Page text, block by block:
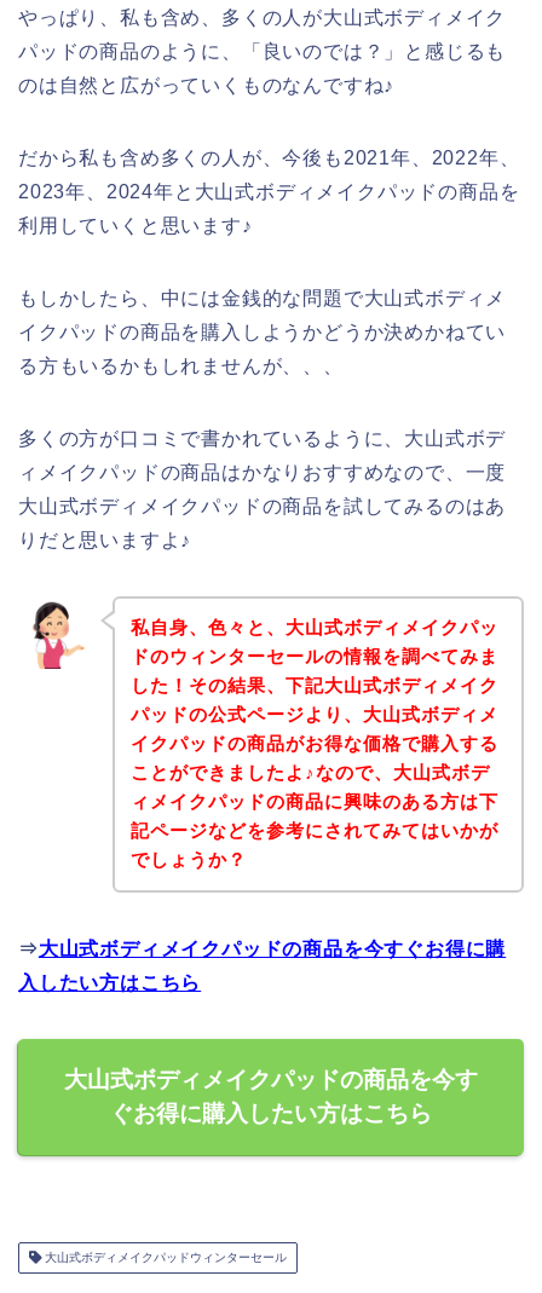
やっぱり、私も含め、多くの人が大山式ボディメイク
パッドの商品のように、「良いのでは？」と感じるも
のは自然と広がっていくものなんですね♪
だから私も含め多くの人が、今後も2021年、2022年、
2023年、2024年と大山式ボディメイクパッドの商品を
利用していくと思います♪
もしかしたら、中には金銭的な問題で大山式ボディメ
イクパッドの商品を購入しようかどうか決めかねてい
る方もいるかもしれませんが、、、
多くの方が口コミで書かれているように、大山式ボデ
ィメイクパッドの商品はかなりおすすめなので、一度
大山式ボディメイクパッドの商品を試してみるのはあ
りだと思いますよ♪
私自身、色々と、大山式ボディメイクパッ
ドのウィンターセールの情報を調べてみま
した！その結果、下記大山式ボディメイク
パッドの公式ページより、大山式ボディメ
イクパッドの商品がお得な価格で購入する
ことができましたよ♪なので、大山式ボデ
ィメイクパッドの商品に興味のある方は下
記ページなどを参考にされてみてはいかが
でしょうか？
⇒大山式ボディメイクパッドの商品を今すぐお得に購
入したい方はこちら
大山式ボディメイクパッドの商品を今す
ぐお得に購入したい方はこちら
大山式ボディメイクパッドウィンターセール